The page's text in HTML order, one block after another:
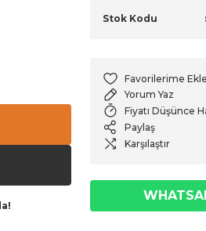
Stok Kodu
Yorum Yaz
Fiyatı Düşünce
Paylaş
Karşılaştır